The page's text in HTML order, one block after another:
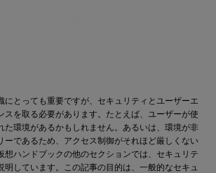
にとっても重要ですが、セキュリティとユーザーエ
スを取る必要があります。たとえば、ユーザーが使
た環境があるかもしれません。あるいは、環境が非
ーであるため、アクセス制御がそれほど厳しくない
想ハンドブックの他のセクションでは、セキュリテ
明しています。この記事の目的は、一般的なセキュ